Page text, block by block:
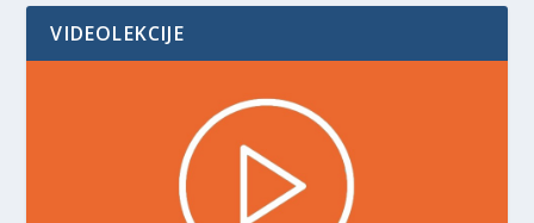
VIDEOLEKCIJE